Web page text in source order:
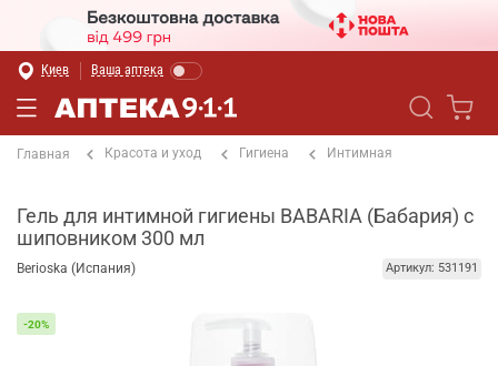
Киев Ваша аптека
Главная Красота и уход Гигиена Интимная
Гель для интимной гигиены BABARIA (Бабария) с
шиповником 300 мл
Berioska (Испания) Артикул: 531191
-20%